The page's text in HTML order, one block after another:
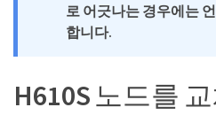
로 어긋나는 경우에는
합니다.
H610S 노드를